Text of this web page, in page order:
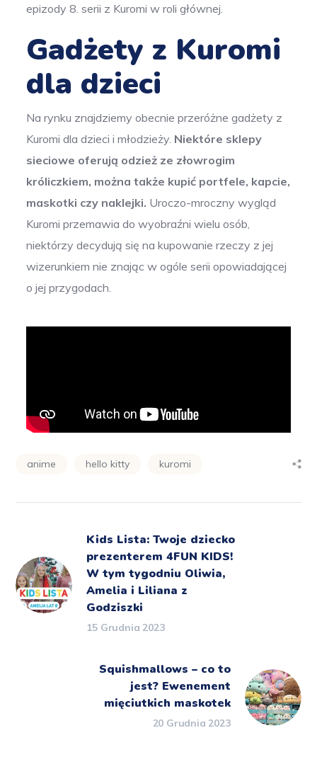
epizody 8. serii z Kuromi w roli głównej.
Gadżety z Kuromi
dla dzieci
Na rynku znajdziemy obecnie przeróżne gadżety z
Kuromi dla dzieci i młodzieży. Niektóre sklepy
sieciowe oferują odzież ze złowrogim
króliczkiem, można także kupić portfele, kapcie,
maskotki czy naklejki. Uroczo-mroczny wygląd
Kuromi przemawia do wyobraźni wielu osób,
niektórzy decydują się na kupowanie rzeczy z jej
wizerunkiem nie znając w ogóle serii opowiadającej
o jej przygodach.
anime hello kitty kuromi
Kids Lista: Twoje dziecko
prezenterem 4FUN KIDS!
W tym tygodniu Oliwia,
Amelia i Liliana z
Godziszki
15 Grudnia 2023
Squishmallows – co to
jest? Ewenement
mięciutkich maskotek
20 Grudnia 2023